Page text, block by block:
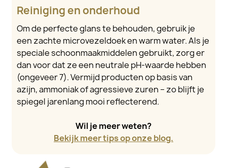
Reiniging en onderhoud
Om de perfecte glans te behouden, gebruik je
een zachte microvezeldoek en warm water. Als je
speciale schoonmaakmiddelen gebruikt, zorg er
dan voor dat ze een neutrale pH-waarde hebben
(ongeveer 7). Vermijd producten op basis van
azijn, ammoniak of agressieve zuren – zo blijft je
spiegel jarenlang mooi reflecterend.
Wil je meer weten?
Bekijk meer tips op onze blog.